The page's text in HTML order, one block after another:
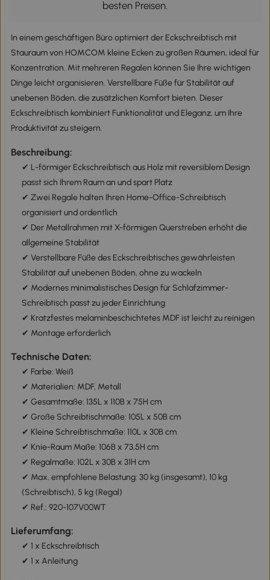
besten Preisen.
In einem geschäftigen Büro optimiert der Eckschreibtisch mit
Stauraum von HOMCOM kleine Ecken zu großen Räumen, ideal für
Konzentration. Mit mehreren Regalen können Sie Ihre wichtigen
Dinge leicht organisieren. Verstellbare Füße für Stabilität auf
unebenen Böden, die zusätzlichen Komfort bieten. Dieser
Eckschreibtisch kombiniert Funktionalität und Eleganz, um Ihre
Produktivität zu steigern.
Beschreibung:
✔ L-förmiger Eckschreibtisch aus Holz mit reversiblem Design
passt sich Ihrem Raum an und spart Platz
✔ Zwei Regale halten Ihren Home-Office-Schreibtisch
organisiert und ordentlich
✔ Der Metallrahmen mit X-förmigen Querstreben erhöht die
allgemeine Stabilität
✔ Verstellbare Füße des Eckschreibtisches gewährleisten
Stabilität auf unebenen Böden, ohne zu wackeln
✔ Modernes minimalistisches Design für Schlafzimmer-
Schreibtisch passt zu jeder Einrichtung
✔ Kratzfestes melaminbeschichtetes MDF ist leicht zu reinigen
✔ Montage erforderlich
Technische Daten:
✔ Farbe: Weiß
✔ Materialien: MDF, Metall
✔ Gesamtmaße: 135L x 110B x 75H cm
✔ Große Schreibtischmaße: 105L x 50B cm
✔ Kleine Schreibtischmaße: 110L x 30B cm
✔ Knie-Raum Maße: 106B x 73,5H cm
✔ Regalmaße: 102L x 30B x 31H cm
✔ Max. empfohlene Belastung: 30 kg (insgesamt), 10 kg
(Schreibtisch), 5 kg (Regal)
✔ Ref.: 920-107V00WT
Lieferumfang:
✔ 1 x Eckschreibtisch
✔ 1 x Anleitung